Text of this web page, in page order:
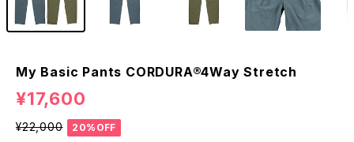
My Basic Pants CORDURA®4Way Stretch
¥17,600
¥22,000
20%OFF